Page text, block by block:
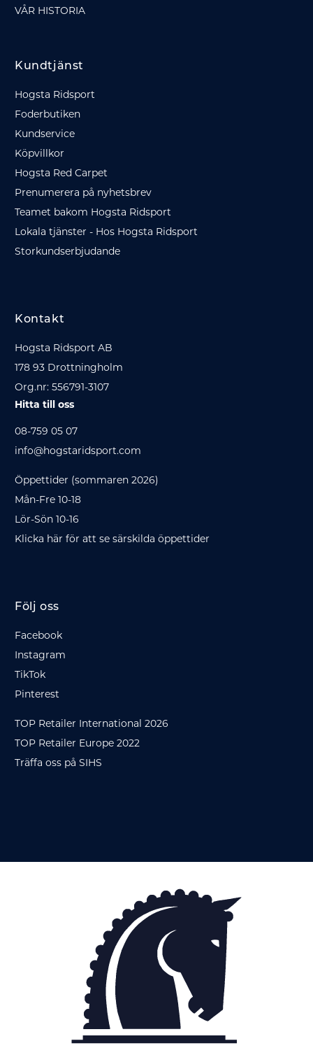
VÅR HISTORIA
Kundtjänst
Hogsta Ridsport
Foderbutiken
Kundservice
Köpvillkor
Hogsta Red Carpet
Prenumerera på nyhetsbrev
Teamet bakom Hogsta Ridsport
Lokala tjänster - Hos Hogsta Ridsport
Storkundserbjudande
Kontakt
Hogsta Ridsport AB
178 93 Drottningholm
Org.nr: 556791-3107
Hitta till oss
08-759 05 07
info@hogstaridsport.com
Öppettider (sommaren 2026)
Mån-Fre 10-18
Lör-Sön 10-16
Klicka här för att se särskilda öppettider
Följ oss
Facebook
Instagram
TikTok
Pinterest
TOP Retailer International 2026
TOP Retailer Europe 2022
Träffa oss på SIHS